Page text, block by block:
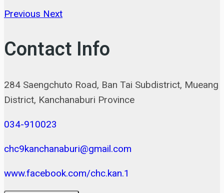
Previous Next
Contact Info
284 Saengchuto Road, Ban Tai Subdistrict, Mueang
District, Kanchanaburi Province
034-910023
chc9kanchanaburi@gmail.com
www.facebook.com/chc.kan.1